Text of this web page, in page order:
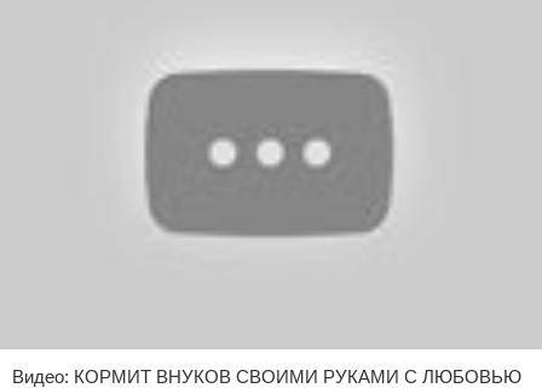
Видео: КОРМИТ ВНУКОВ СВОИМИ РУКАМИ С ЛЮБОВЬЮ